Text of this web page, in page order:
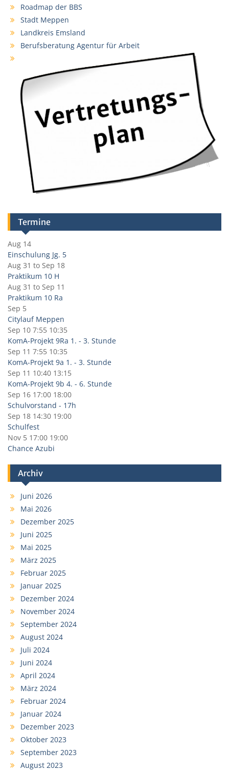
Roadmap der BBS
Stadt Meppen
Landkreis Emsland
Berufsberatung Agentur für Arbeit
Termine
Aug 14
Einschulung Jg. 5
Aug 31 to Sep 18
Praktikum 10 H
Aug 31 to Sep 11
Praktikum 10 Ra
Sep 5
Citylauf Meppen
Sep 10 7:55 10:35
KomA-Projekt 9Ra 1. - 3. Stunde
Sep 11 7:55 10:35
KomA-Projekt 9a 1. - 3. Stunde
Sep 11 10:40 13:15
KomA-Projekt 9b 4. - 6. Stunde
Sep 16 17:00 18:00
Schulvorstand - 17h
Sep 18 14:30 19:00
Schulfest
Nov 5 17:00 19:00
Chance Azubi
Archiv
Juni 2026
Mai 2026
Dezember 2025
Juni 2025
Mai 2025
März 2025
Februar 2025
Januar 2025
Dezember 2024
November 2024
September 2024
August 2024
Juli 2024
Juni 2024
April 2024
März 2024
Februar 2024
Januar 2024
Dezember 2023
Oktober 2023
September 2023
August 2023